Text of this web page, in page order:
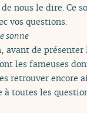
nous le dire.
vos questions.
sonne
avant de
les fameuses
retrouver encore
à toutes les